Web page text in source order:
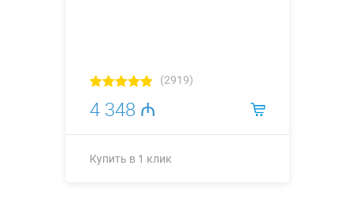
(2919)
4 348 ₼
Купить в 1 клик